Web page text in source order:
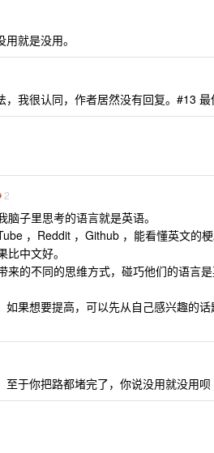
就是没用。
，我很认同，作者居然没有回复。#13 最
2
子里思考的语言就是英语。
，Reddit ，Github ，能看懂英文的梗
中文好。
的不同的思维方式，碰巧他们的语言是
果想要提高，可以先从自己感兴趣的
于你把路都堵完了，你说没用就没用呗